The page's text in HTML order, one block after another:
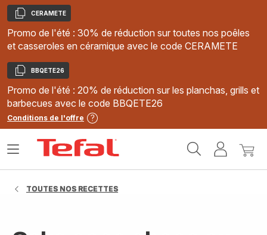
Copier
CERAMETE
Promo de l'été : 30% de réduction sur toutes nos poêles
et casseroles en céramique avec le code CERAMETE
Copier
BBQETE26
Promo de l'été : 20% de réduction sur les planchas, grills et
barbecues avec le code BBQETE26
Conditions de l'offre
MonMon
Ouvrir
TOUTES NOS RECETTES